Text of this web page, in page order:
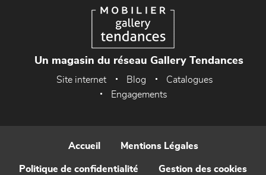
Un magasin du réseau Gallery Tendances
Site internet Blog
Catalogues
Engagements
Accueil Mentions Légales
Politique de confidentialité Gestion des cookies